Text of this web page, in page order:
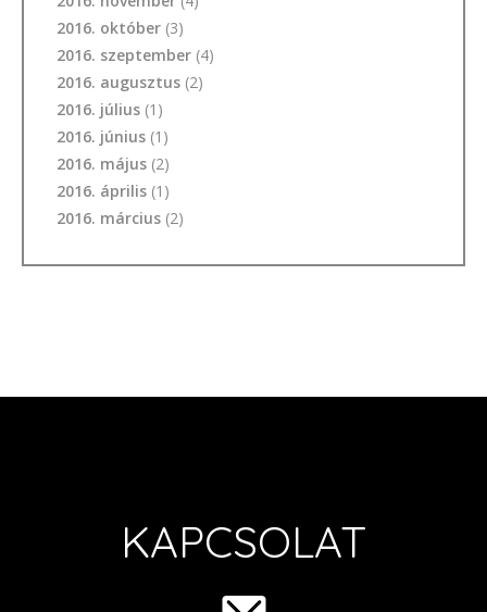
2016. október (3)
2016. szeptember (4)
2016. augusztus (2)
2016. július (1)
2016. június (1)
2016. május (2)
2016. április (1)
2016. március (2)
KAPCSOLAT